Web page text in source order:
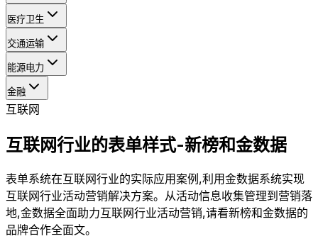
医疗卫生
交通运输
能源电力
金融
互联网
互联网行业的表单样式-新榜和金数据
表单系统在互联网行业的实际应用案例,利用金数据系统实现
互联网行业活动营销解决方案。从活动信息收集管理到营销落
地,金数据全面助力互联网行业活动营销,请看新榜和金数据的
品牌合作全面文。